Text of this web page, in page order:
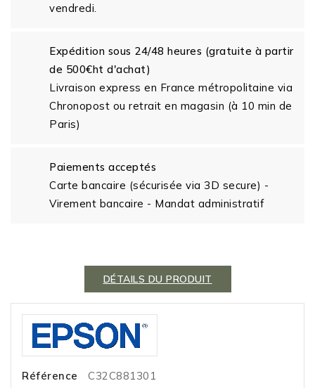
vendredi.
Expédition sous 24/48 heures (gratuite à partir
de 500€ht d'achat)
Livraison express en France métropolitaine via
Chronopost ou retrait en magasin (à 10 min de
Paris)
Paiements acceptés
Carte bancaire (sécurisée via 3D secure) -
Virement bancaire - Mandat administratif
DÉTAILS DU PRODUIT
Référence
C32C881301